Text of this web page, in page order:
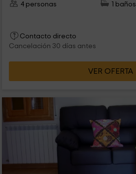
4 personas
1 baños
Contacto directo
Cancelación 30 días antes
VER OFERTA